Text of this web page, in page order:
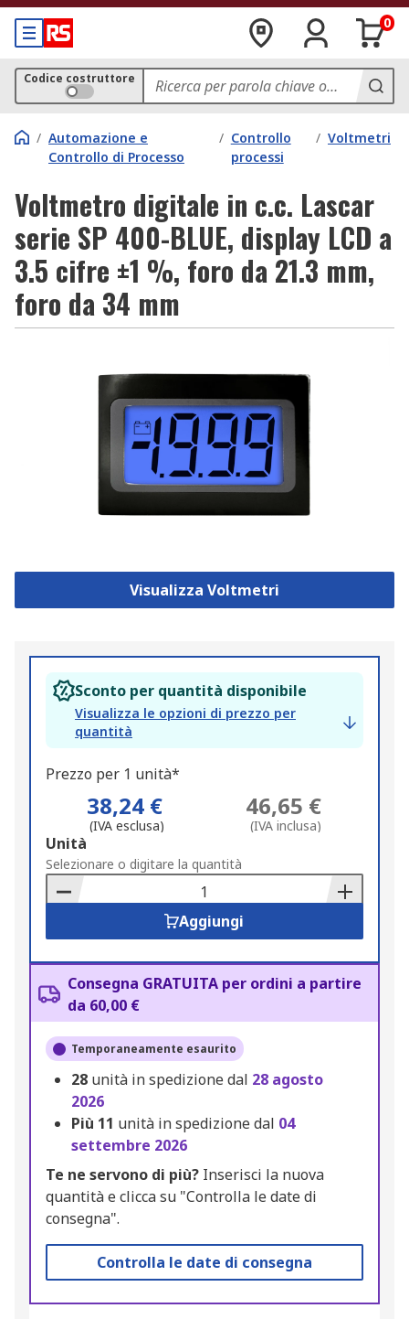
0
Codice costruttore
/ Automazione e
Controllo di Processo
/ Controllo
processi
/ Voltmetri
Voltmetro digitale in c.c. Lascar
serie SP 400-BLUE, display LCD a
3.5 cifre ±1 %, foro da 21.3 mm,
foro da 34 mm
Visualizza Voltmetri
Sconto per quantità disponibile
Visualizza le opzioni di prezzo per
quantità
Prezzo per 1 unità*
38,24 €
(IVA esclusa)
46,65 €
(IVA inclusa)
Add
to
Basket
Unità
Selezionare o digitare la quantità
Aggiungi
Consegna GRATUITA per ordini a partire
da 60,00 €
Temporaneamente esaurito
28 unità in spedizione dal 28 agosto
2026
Più 11 unità in spedizione dal 04
settembre 2026
Te ne servono di più? Inserisci la nuova
quantità e clicca su "Controlla le date di
consegna".
Controlla le date di consegna